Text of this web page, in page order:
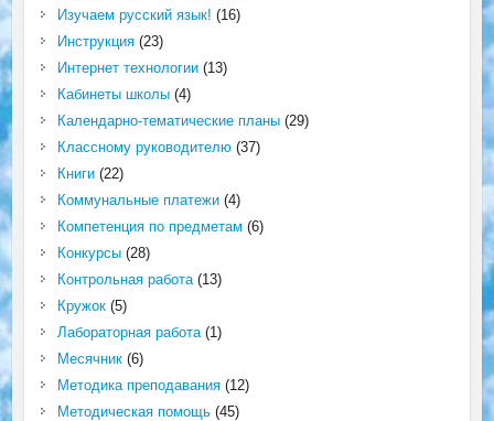
Изучаем русский язык! (16)
Инструкция(23)
Интернет технологии(13)
Кабинеты школы(4)
Календарно-тематические планы(29)
Классному руководителю(37)
Книги(22)
Коммунальные платежи(4)
Компетенция по предметам (6)
Конкурсы(28)
Контрольная работа(13)
Кружок(5)
Лабораторная работа(1)
Месячник(6)
Методика преподавания(12)
Методическая помощь(45)